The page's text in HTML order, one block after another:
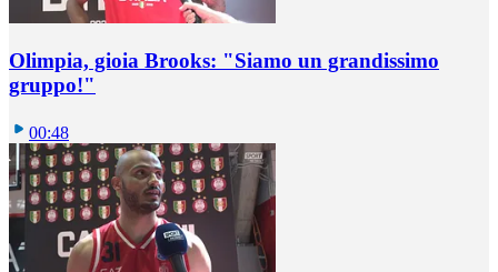
Olimpia, gioia Brooks: "Siamo un grandissimo
gruppo!"
00:48